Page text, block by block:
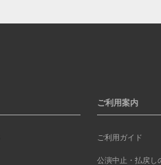
ご利用案内
ご利用ガイド
公演中止・払戻し